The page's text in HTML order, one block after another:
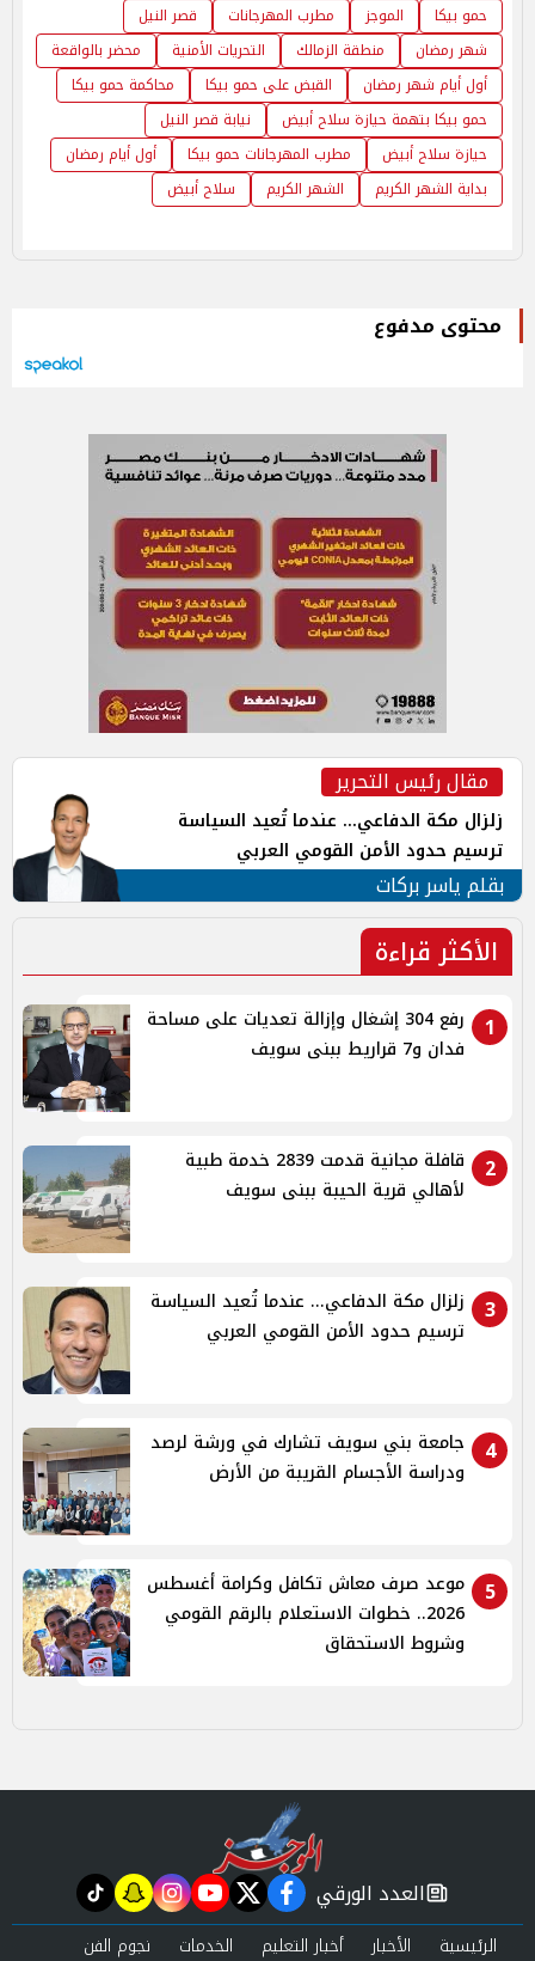
حمو بيكا الموجز مطرب المهرجانات
قصر النيل
شهر رمضان
منطقة الزمالك التحريات الأمنية
محضر بالواقعة
أول أيام شهر رمضان
القبض على حمو بيكا
محاكمة حمو بيكا
حمو بيكا بتهمة حيازة سلاح أبيض
نيابة قصر النيل
حيازة سلاح أبيض
مطرب المهرجانات حمو بيكا
أول أيام رمضان
بداية الشهر الكريم
الشهر الكريم سلاح أبيض
محتوى مدفوع
مقال رئيس التحرير
زلزال مكة الدفاعي... عندما تُعيد السياسة
ترسيم حدود الأمن القومي العربي
بقلم ياسر بركات
الأكثر قراءة
1
رفع 304 إشغال وإزالة تعديات على مساحة
فدان و7 قراريط ببنى سويف
2
قافلة مجانية قدمت 2839 خدمة طبية
لأهالي قرية الحيبة ببنى سويف
3
زلزال مكة الدفاعي... عندما تُعيد السياسة
ترسيم حدود الأمن القومي العربي
4
جامعة بني سويف تشارك في ورشة لرصد
ودراسة الأجسام القريبة من الأرض
5
موعد صرف معاش تكافل وكرامة أغسطس
2026.. خطوات الاستعلام بالرقم القومي
وشروط الاستحقاق
newspaper
العدد الورقي facebook
twitter
youtube
instagram
snapchat
tiktok
الرئيسية الأخبار أخبار التعليم الخدمات نجوم الفن